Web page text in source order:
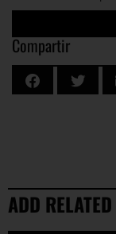
“La bella de
Eastwood en el far
funeral”. El
la banda, viene de
cósmica”. ¡A
Compartir
ADD